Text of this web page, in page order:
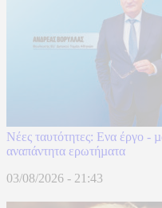
Νέες ταυτότητες: Ενα έργο -
αναπάντητα ερωτήµατα
03/08/2026 - 21:43